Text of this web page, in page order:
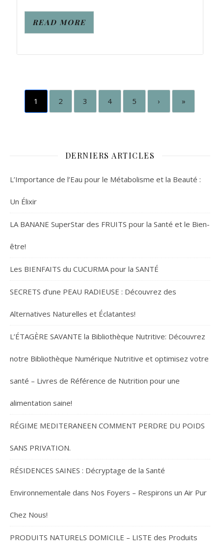
READ MORE
1 2 3 4 5 › »
DERNIERS ARTICLES
L’Importance de l’Eau pour le Métabolisme et la Beauté :
Un Élixir
LA BANANE SuperStar des FRUITS pour la Santé et le Bien-
être!
Les BIENFAITS du CUCURMA pour la SANTÉ
SECRETS d’une PEAU RADIEUSE : Découvrez des
Alternatives Naturelles et Éclatantes!
L’ÉTAGÈRE SAVANTE la Bibliothèque Nutritive: Découvrez
notre Bibliothèque Numérique Nutritive et optimisez votre
santé – Livres de Référence de Nutrition pour une
alimentation saine!
RÉGIME MEDITERANEEN COMMENT PERDRE DU POIDS
SANS PRIVATION.
RÉSIDENCES SAINES : Décryptage de la Santé
Environnementale dans Nos Foyers – Respirons un Air Pur
Chez Nous!
PRODUITS NATURELS DOMICILE – LISTE des Produits